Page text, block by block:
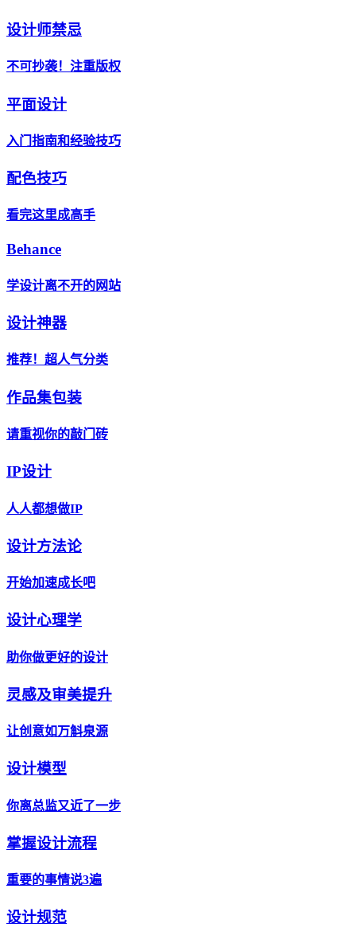
设计师禁忌
不可抄袭！注重版权
平面设计
入门指南和经验技巧
配色技巧
看完这里成高手
Behance
学设计离不开的网站
设计神器
推荐！超人气分类
作品集包装
请重视你的敲门砖
IP设计
人人都想做IP
设计方法论
开始加速成长吧
设计心理学
助你做更好的设计
灵感及审美提升
让创意如万斛泉源
设计模型
你离总监又近了一步
掌握设计流程
重要的事情说3遍
设计规范